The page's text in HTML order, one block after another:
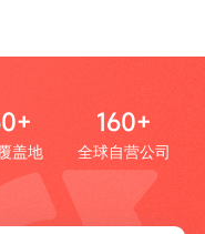
盖地
160+
全球自营公司